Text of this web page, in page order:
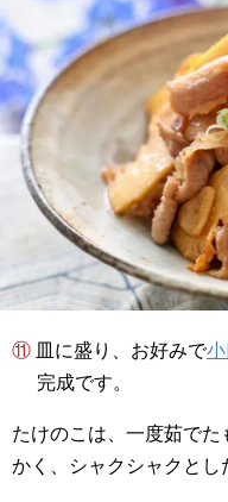
⑪ 皿に盛り、お好みで小
完成です。
たけのこは、一度茹で
かく、シャクシャクとし